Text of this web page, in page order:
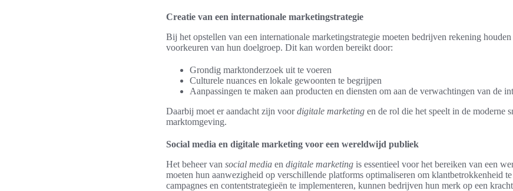
Creatie van een internationale marketingstrategie
Bij het opstellen van een internationale marketingstrategie moeten bedrijven rekening
voorkeuren van hun doelgroep. Dit kan worden bereikt door:
Grondig marktonderzoek uit te voeren
Culturele nuances en lokale gewoonten te begrijpen
Aanpassingen te maken aan producten en diensten om aan de verwachtingen van de
Daarbij moet er aandacht zijn voordigitale marketing en de rol die het speelt in de moderne
marktomgeving.
Social media en digitale marketing voor een wereldwijd publiek
Het beheer van social media en digitale marketing is essentieel voor het bereiken van een
moeten hun aanwezigheid op verschillende platforms optimaliseren om klantbetrokkenheid
campagnes en contentstrategieën te implementeren, kunnen bedrijven hun merk op een